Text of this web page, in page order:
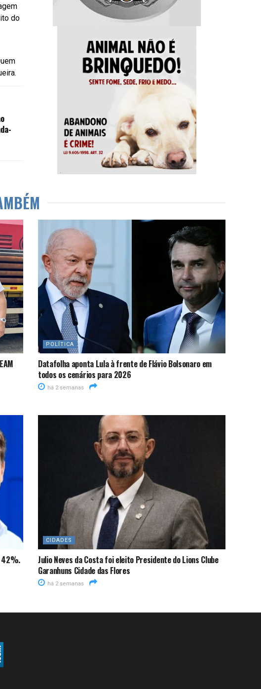
do
POLÍTICA
Datafolha aponta Lula à frente de Flávio Bolsonaro em
todos os cenários para 2026
há 2 semanas
42%.
CIDADES
Julio Neves da Costa foi eleito Presidente do Lions Clube
Garanhuns Cidade das Flores
há 2 semanas